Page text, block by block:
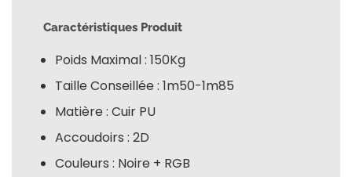
Caractéristiques Produit
Poids Maximal : 150Kg
Taille Conseillée : 1m50-1m85
Matière : Cuir PU
Accoudoirs : 2D
Couleurs : Noire + RGB